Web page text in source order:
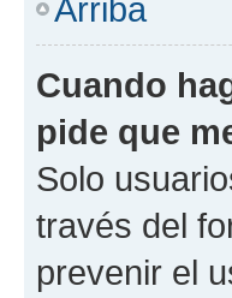
Arriba
Cuando
pide que
Solo
través del
prevenir el